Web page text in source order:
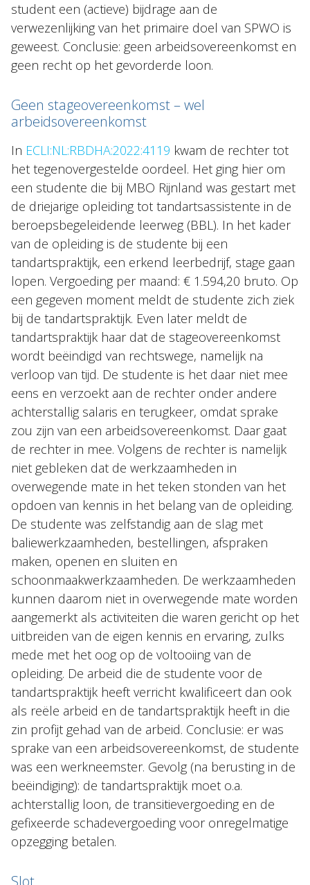
student een (actieve) bijdrage aan de
verwezenlijking van het primaire doel van SPWO is
geweest. Conclusie: geen arbeidsovereenkomst en
geen recht op het gevorderde loon.
Geen stageovereenkomst – wel
arbeidsovereenkomst
In ECLI:NL:RBDHA:2022:4119 kwam de rechter tot
het tegenovergestelde oordeel. Het ging hier om
een studente die bij MBO Rijnland was gestart met
de driejarige opleiding tot tandartsassistente in de
beroepsbegeleidende leerweg (BBL). In het kader
van de opleiding is de studente bij een
tandartspraktijk, een erkend leerbedrijf, stage gaan
lopen. Vergoeding per maand: € 1.594,20 bruto. Op
een gegeven moment meldt de studente zich ziek
bij de tandartspraktijk. Even later meldt de
tandartspraktijk haar dat de stageovereenkomst
wordt beëindigd van rechtswege, namelijk na
verloop van tijd. De studente is het daar niet mee
eens en verzoekt aan de rechter onder andere
achterstallig salaris en terugkeer, omdat sprake
zou zijn van een arbeidsovereenkomst. Daar gaat
de rechter in mee. Volgens de rechter is namelijk
niet gebleken dat de werkzaamheden in
overwegende mate in het teken stonden van het
opdoen van kennis in het belang van de opleiding.
De studente was zelfstandig aan de slag met
baliewerkzaamheden, bestellingen, afspraken
maken, openen en sluiten en
schoonmaakwerkzaamheden. De werkzaamheden
kunnen daarom niet in overwegende mate worden
aangemerkt als activiteiten die waren gericht op het
uitbreiden van de eigen kennis en ervaring, zulks
mede met het oog op de voltooiing van de
opleiding. De arbeid die de studente voor de
tandartspraktijk heeft verricht kwalificeert dan ook
als reële arbeid en de tandartspraktijk heeft in die
zin profijt gehad van de arbeid. Conclusie: er was
sprake van een arbeidsovereenkomst, de studente
was een werkneemster. Gevolg (na berusting in de
beëindiging): de tandartspraktijk moet o.a.
achterstallig loon, de transitievergoeding en de
gefixeerde schadevergoeding voor onregelmatige
opzegging betalen.
Slot